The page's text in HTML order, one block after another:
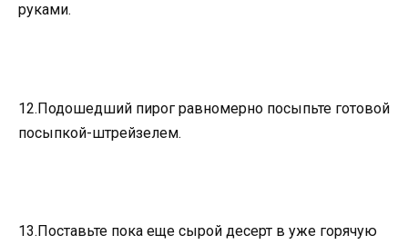
руками.
12.Подошедший пирог равномерно посыпьте готовой
посыпкой-штрейзелем.
13.Поставьте пока еще сырой десерт в уже горячую